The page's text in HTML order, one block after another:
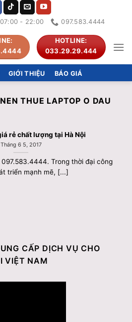
07:00 - 22:00 097.583.4444
HOTLINE:
033.29.29.444
GIỚI THIỆU BÁO GIÁ
NEN THUE LAPTOP O DAU
rẻ chất lượng tại Hà Nội
Tháng 6 5, 2017
Trong thời đại công
triển mạnh mẽ, [...]
CẤP DỊCH VỤ CHO
VIỆT NAM